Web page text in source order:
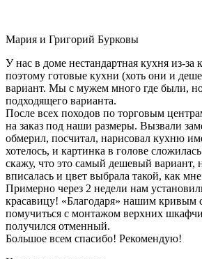
Мария и Григорий Бурковы
У нас в доме нестандартная кухня из-за
поэтому готовые кухни (хоть они и
вариант. Мы с мужем много где были,
подходящего варианта.
После всех походов по торговым
на заказ под наши размеры. Вызвали
обмерил, посчитал, нарисовал кухню
хотелось, и картинка в голове
скажу, что это самый дешевый вариант,
вписалась и цвет выбрала такой, как
Примерно через 2 недели нам
красавицу! «Благодаря» нашим кривым
помучиться с монтажом верхних
получился отменный.
Большое всем спасибо! Рекомендую!